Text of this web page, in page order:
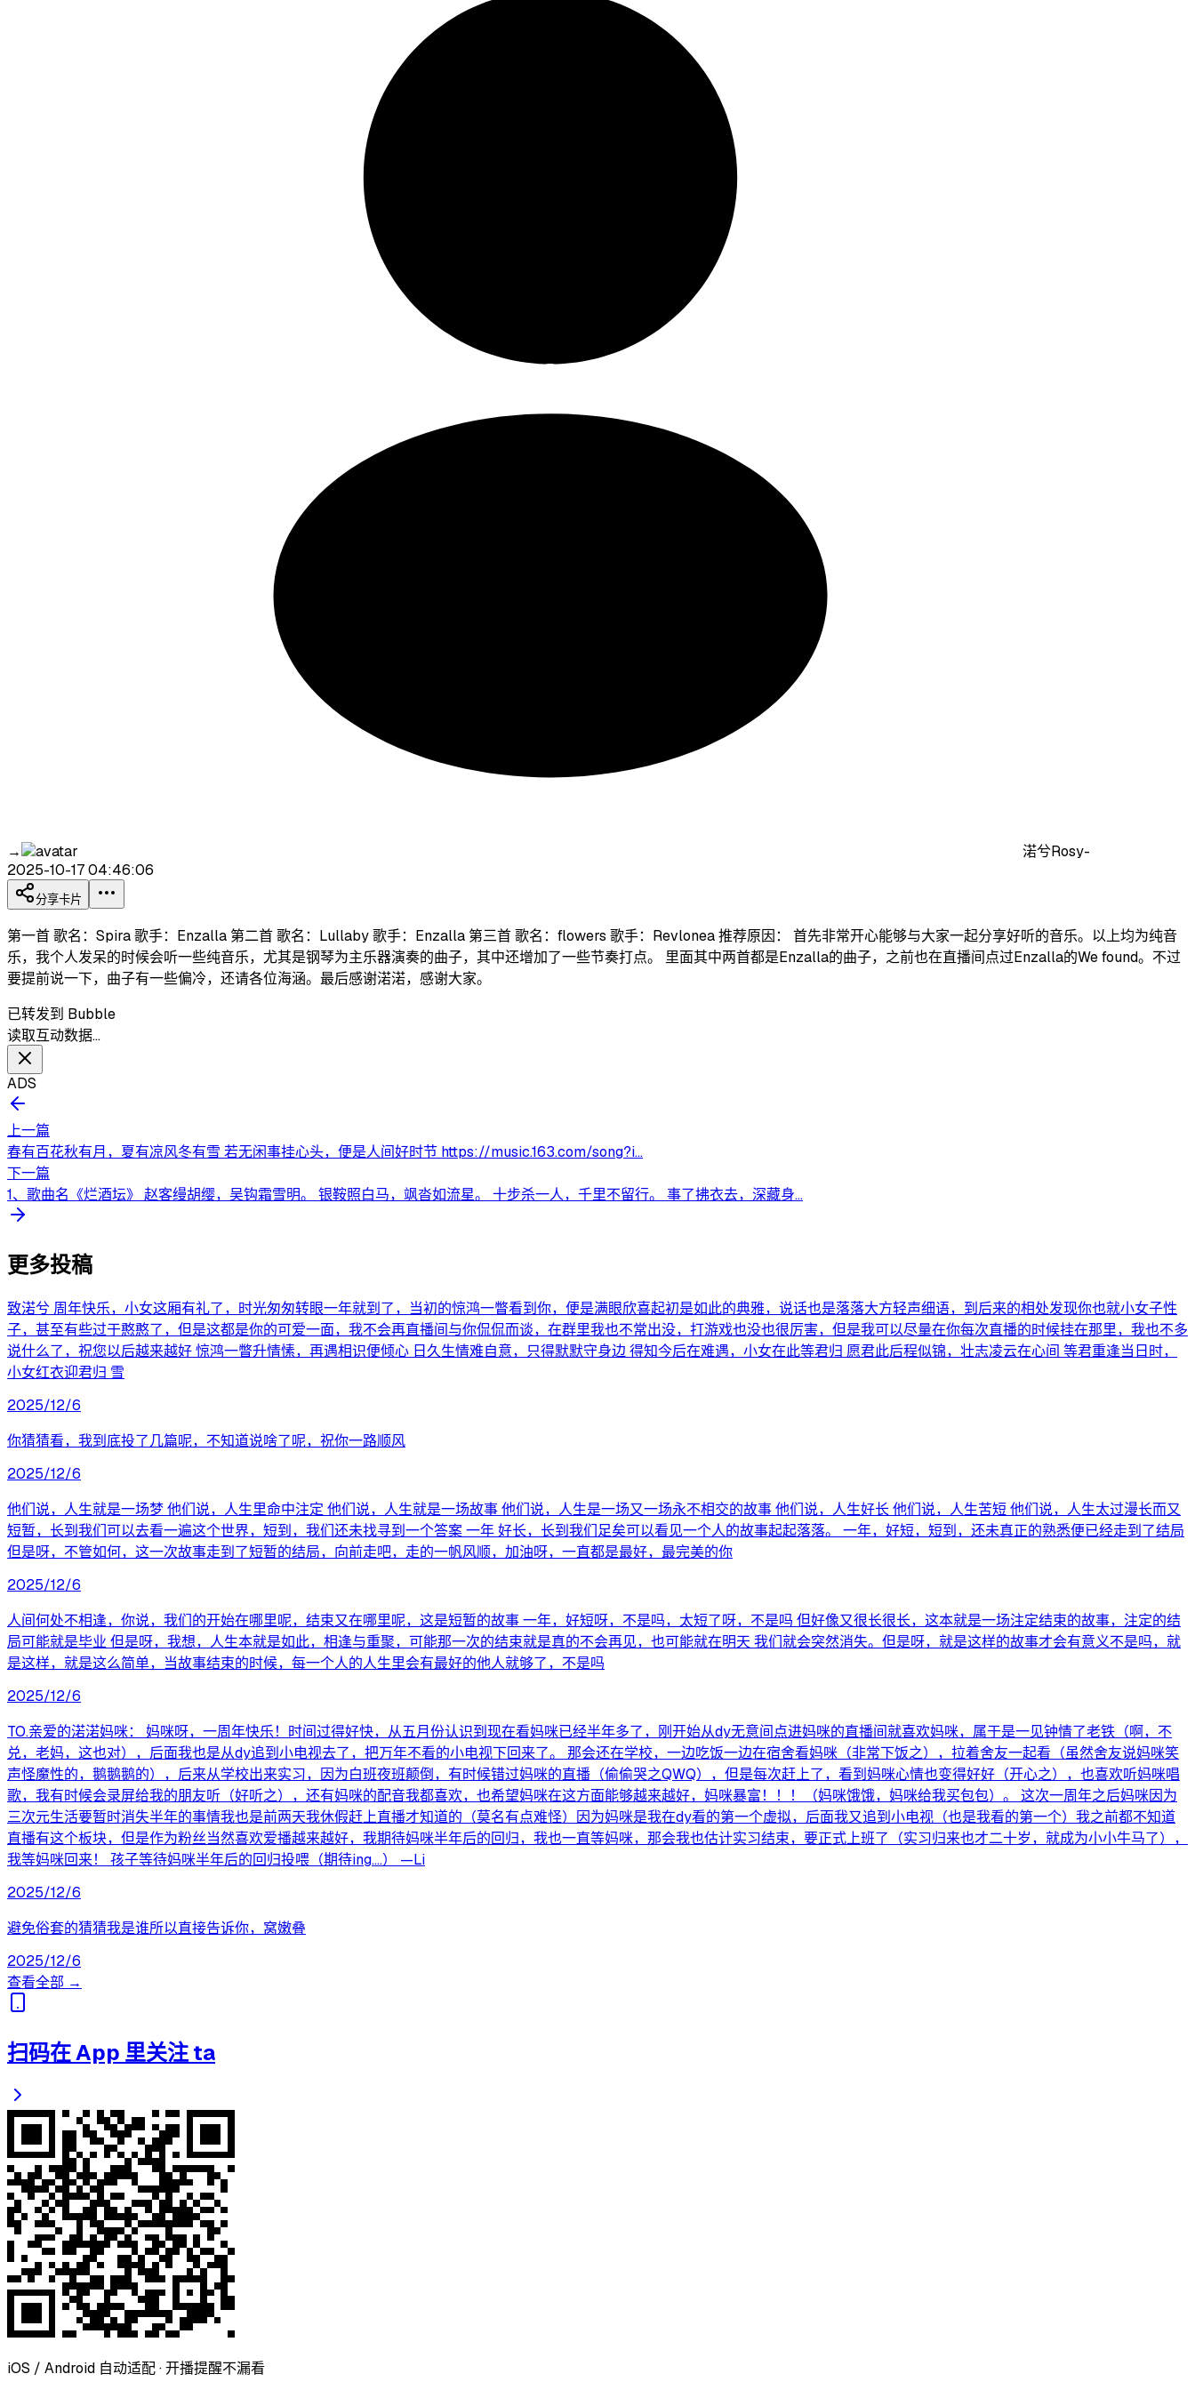
→
渃兮Rosy-
2025-10-17 04:46:06
分享卡片
第一首 歌名：Spira 歌手：Enzalla 第二首 歌名：Lullaby 歌手：Enzalla 第三首 歌名：flowers 歌手：Revlonea 推荐原因： 首先非常开心能够与大家一起分享好听的音乐。以上均为纯音
乐，我个人发呆的时候会听一些纯音乐，尤其是钢琴为主乐器演奏的曲子，其中还增加了一些节奏打点。 里面其中两首都是Enzalla的曲子，之前也在直播间点过Enzalla的We found。不过
要提前说一下，曲子有一些偏冷，还请各位海涵。最后感谢渃渃，感谢大家。
已转发到 Bubble
读取互动数据…
ADS
上一篇
春有百花秋有月，夏有凉风冬有雪 若无闲事挂心头，便是人间好时节 https://music.163.com/song?i...
下一篇
1、歌曲名《烂酒坛》 赵客缦胡缨，吴钩霜雪明。 银鞍照白马，飒沓如流星。 十步杀一人，千里不留行。 事了拂衣去，深藏身...
更多投稿
致渃兮 周年快乐，小女这厢有礼了，时光匆匆转眼一年就到了，当初的惊鸿一瞥看到你，便是满眼欣喜起初是如此的典雅，说话也是落落大方轻声细语，到后来的相处发现你也就小女子性
子，甚至有些过于憨憨了，但是这都是你的可爱一面，我不会再直播间与你侃侃而谈，在群里我也不常出没，打游戏也没也很厉害，但是我可以尽量在你每次直播的时候挂在那里，我也不多
说什么了，祝您以后越来越好 惊鸿一瞥升情愫，再遇相识便倾心 日久生情难自意，只得默默守身边 得知今后在难遇，小女在此等君归 愿君此后程似锦，壮志凌云在心间 等君重逢当日时，
小女红衣迎君归 雪
2025/12/6
你猜猜看，我到底投了几篇呢，不知道说啥了呢，祝你一路顺风
2025/12/6
他们说，人生就是一场梦 他们说，人生里命中注定 他们说，人生就是一场故事 他们说，人生是一场又一场永不相交的故事 他们说，人生好长 他们说，人生苦短 他们说，人生太过漫长而又
短暂，长到我们可以去看一遍这个世界，短到，我们还未找寻到一个答案 一年 好长，长到我们足矣可以看见一个人的故事起起落落。 一年，好短，短到，还未真正的熟悉便已经走到了结局
但是呀，不管如何，这一次故事走到了短暂的结局，向前走吧，走的一帆风顺，加油呀，一直都是最好，最完美的你
2025/12/6
人间何处不相逢，你说，我们的开始在哪里呢，结束又在哪里呢，这是短暂的故事 一年，好短呀，不是吗，太短了呀，不是吗 但好像又很长很长，这本就是一场注定结束的故事，注定的结
局可能就是毕业 但是呀，我想，人生本就是如此，相逢与重聚，可能那一次的结束就是真的不会再见，也可能就在明天 我们就会突然消失。但是呀，就是这样的故事才会有意义不是吗，就
是这样，就是这么简单，当故事结束的时候，每一个人的人生里会有最好的他人就够了，不是吗
2025/12/6
TO.亲爱的渃渃妈咪： 妈咪呀，一周年快乐！时间过得好快，从五月份认识到现在看妈咪已经半年多了，刚开始从dy无意间点进妈咪的直播间就喜欢妈咪，属于是一见钟情了老铁（啊，不
兑，老妈，这也对），后面我也是从dy追到小电视去了，把万年不看的小电视下回来了。 那会还在学校，一边吃饭一边在宿舍看妈咪（非常下饭之），拉着舍友一起看（虽然舍友说妈咪笑
声怪魔性的，鹅鹅鹅的），后来从学校出来实习，因为白班夜班颠倒，有时候错过妈咪的直播（偷偷哭之QWQ），但是每次赶上了，看到妈咪心情也变得好好（开心之），也喜欢听妈咪唱
歌，我有时候会录屏给我的朋友听（好听之），还有妈咪的配音我都喜欢，也希望妈咪在这方面能够越来越好，妈咪暴富！！！（妈咪饿饿，妈咪给我买包包）。 这次一周年之后妈咪因为
三次元生活要暂时消失半年的事情我也是前两天我休假赶上直播才知道的（莫名有点难怪）因为妈咪是我在dy看的第一个虚拟，后面我又追到小电视（也是我看的第一个）我之前都不知道
直播有这个板块，但是作为粉丝当然喜欢爱播越来越好，我期待妈咪半年后的回归，我也一直等妈咪，那会我也估计实习结束，要正式上班了（实习归来也才二十岁，就成为小小牛马了），
我等妈咪回来！ 孩子等待妈咪半年后的回归投喂（期待ing....） —Li
2025/12/6
避免俗套的猜猜我是谁所以直接告诉你，窝嫩叠
2025/12/6
查看全部 →
扫码在 App 里关注 ta
iOS / Android 自动适配 · 开播提醒不漏看